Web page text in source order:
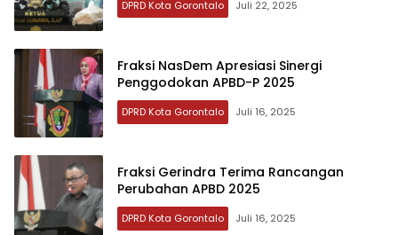
DPRD Kota Gorontalo Juli 22, 2025
Fraksi NasDem Apresiasi Sinergi
Penggodokan APBD-P 2025
DPRD Kota Gorontalo Juli 16, 2025
Fraksi Gerindra Terima Rancangan
Perubahan APBD 2025
DPRD Kota Gorontalo Juli 16, 2025